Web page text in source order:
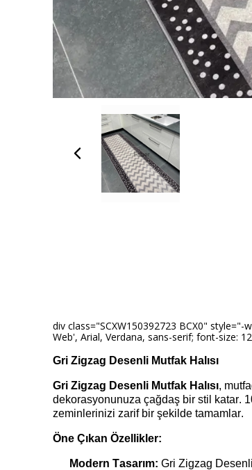
div class="SCXW150392723 BCX0"
Web', Arial, Verdana, sans-serif; font-size:
Gri Zigzag Desenli Mutfak Halısı
Gri Zigzag Desenli Mutfak Halısı,
dekorasyonunuza çağdaş bir stil katar.
zeminlerinizi zarif bir şekilde tamamlar.
Öne Çıkan Özellikler:
Modern Tasarım: Gri Zigzag Desenli